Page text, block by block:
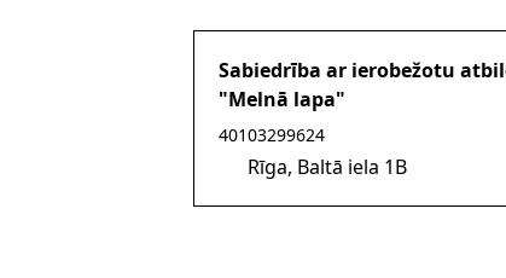
Sabiedrība ar ierobežotu
"Melnā lapa"
40103299624
Rīga, Baltā iela 1B